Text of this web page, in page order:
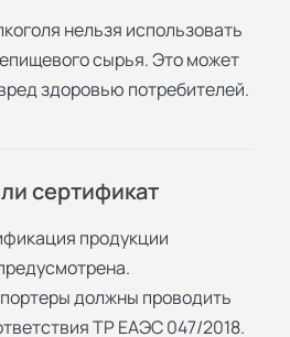
нельзя использовать
сырья. Это может
здоровью потребителей.
сертификат
продукции
должны проводить
ТР ЕАЭС 047/2018.